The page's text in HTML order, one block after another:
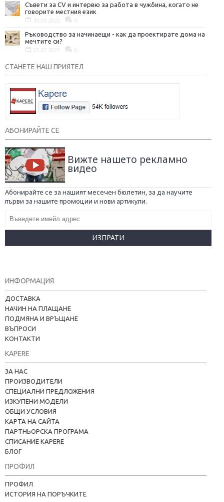
Съвети за CV и интервю за работа в чужбина, когато не
говорите местния език
30.09.2025 0
Ръководство за начинаещи - как да проектирате дома на
мечтите си?
25.07.2025 0
СТАНЕТЕ НАШ ПРИЯТЕЛ
АБОНИРАЙТЕ СЕ
Вижте нашето рекламно
видео
Абонирайте се за нашият месечен бюлетин, за да научите
първи за нашите промоции и нови артикули.
ИЗПРАТИ
ИНФОРМАЦИЯ
ДОСТАВКА
НАЧИН НА ПЛАЩАНЕ
ПОДМЯНА И ВРЪЩАНЕ
ВЪПРОСИ
КОНТАКТИ
KAPERE
ЗА НАС
ПРОИЗВОДИТЕЛИ
СПЕЦИАЛНИ ПРЕДЛОЖЕНИЯ
ИЗКУПЕНИ МОДЕЛИ
ОБЩИ УСЛОВИЯ
КАРТА НА САЙТА
ПАРТНЬОРСКА ПРОГРАМА
СПИСАНИЕ KAPERE
БЛОГ
ПРОФИЛ
ПРОФИЛ
ИСТОРИЯ НА ПОРЪЧКИТЕ